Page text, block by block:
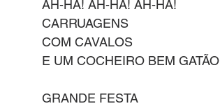
AH-HÁ! AH-HÁ! AH-HÁ!
CARRUAGENS
COM CAVALOS
E UM COCHEIRO BEM GATÃO
GRANDE FESTA